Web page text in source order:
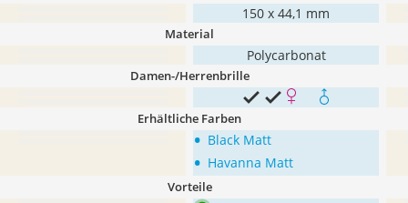
150 x 44,1 mm
Material
Polycarbonat
Damen-/Herrenbrille
Erhältliche Farben
• Black Matt
• Havanna Matt
Vorteile